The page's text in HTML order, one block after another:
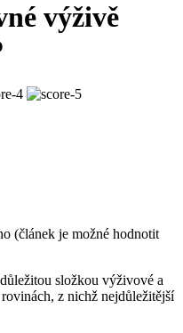
výživě
(článek je možné hodnotit
složkou výživové a
z nichž nejdůležitější